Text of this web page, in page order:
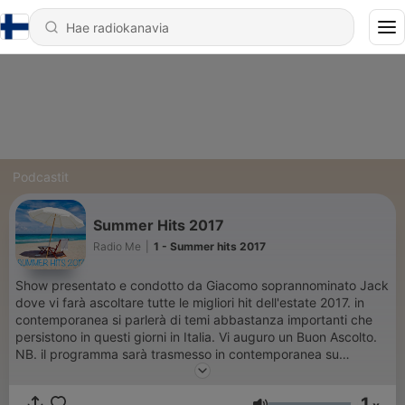
Podcastit
Summer Hits 2017
Radio Me 1 - Summer hits 2017
Show presentato e condotto da Giacomo soprannominato Jack
dove vi farà ascoltare tutte le migliori hit dell'estate 2017. in
contemporanea si parlerà di temi abbastanza importanti che
persistono in questi giorni in Italia. Vi auguro un Buon Ascolto.
NB. il programma sarà trasmesso in contemporanea su